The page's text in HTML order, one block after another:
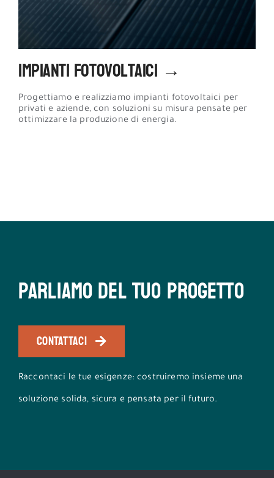
Impianti Fotovoltaici →
Progettiamo e realizziamo impianti fotovoltaici per
privati e aziende, con soluzioni su misura pensate per
ottimizzare la produzione di energia.
Parliamo del tuo progetto
CONTATTACI
Raccontaci le tue esigenze: costruiremo insieme una
soluzione solida, sicura e pensata per il futuro.